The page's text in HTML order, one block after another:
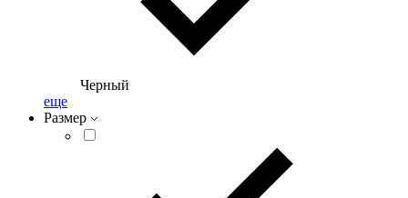
Черный
еще
Размер